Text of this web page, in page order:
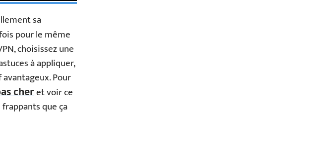
sa
pour le même
choisissez une
à appliquer,
Pour
cheret voir ce
que ça